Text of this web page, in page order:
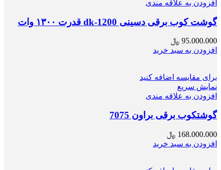
افزودن به علاقه مندی
گوشت کوب برقی دسینی dk-1200 قدرت ۱۳۰۰ وات
95.000.000 ﷼
افزودن به سبد خرید
برای مقایسه اضافه کنید
نمایش سریع
افزودن به علاقه مندی
گوشتکوب برقی براون 7075
168.000.000 ﷼
افزودن به سبد خرید